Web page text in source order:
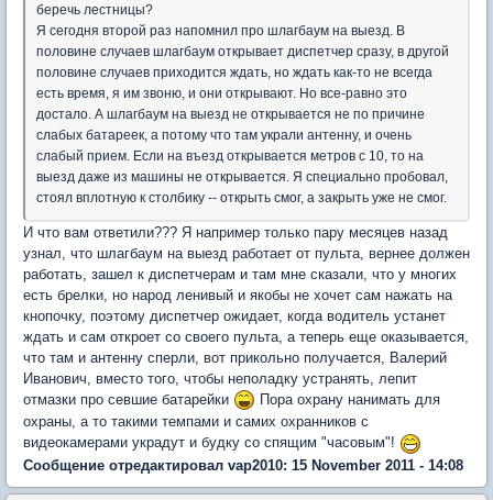
беречь лестницы?
Я сегодня второй раз напомнил про шлагбаум на выезд. В
половине случаев шлагбаум открывает диспетчер сразу, в другой
половине случаев приходится ждать, но ждать как-то не всегда
есть время, я им звоню, и они открывают. Но все-равно это
достало. А шлагбаум на выезд не открывается не по причине
слабых батареек, а потому что там украли антенну, и очень
слабый прием. Если на въезд открывается метров с 10, то на
выезд даже из машины не открывается. Я специально пробовал,
стоял вплотную к столбику -- открыть смог, а закрыть уже не смог.
И что вам ответили??? Я например только пару месяцев назад
узнал, что шлагбаум на выезд работает от пульта, вернее должен
работать, зашел к диспетчерам и там мне сказали, что у многих
есть брелки, но народ ленивый и якобы не хочет сам нажать на
кнопочку, поэтому диспетчер ожидает, когда водитель устанет
ждать и сам откроет со своего пульта, а теперь еще оказывается,
что там и антенну сперли, вот прикольно получается, Валерий
Иванович, вместо того, чтобы неполадку устранять, лепит
отмазки про севшие батарейки
Пора охрану нанимать для
охраны, а то такими темпами и самих охранников с
видеокамерами украдут и будку со спящим "часовым"!
Сообщение отредактировал vap2010: 15 November 2011 - 14:08